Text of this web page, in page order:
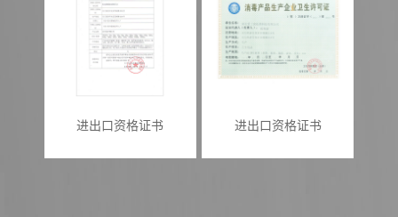
进出口资格证书 进出口资格证书